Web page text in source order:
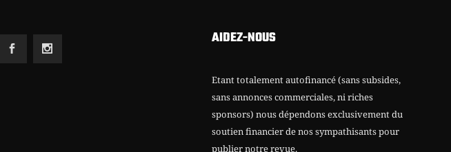
AIDEZ-NOUS
Etant totalement autofinancé (sans subsides,
sans annonces commerciales, ni riches
sponsors) nous dépendons exclusivement du
soutien financier de nos sympathisants pour
publier notre revue.